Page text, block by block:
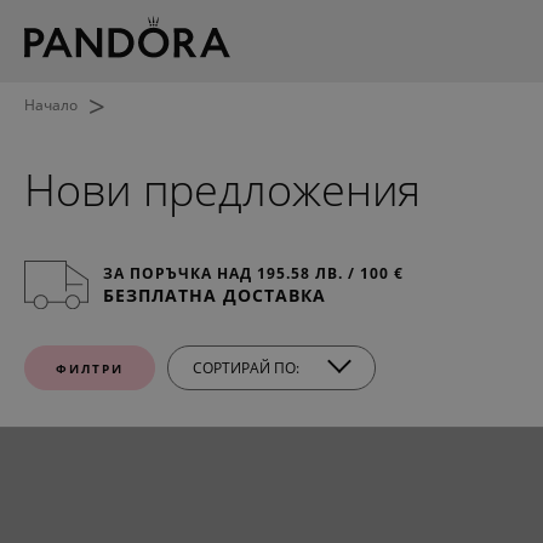
Начало >
Нови предложения
ЗА ПОРЪЧКА НАД 195.58 ЛВ. / 100 €
БЕЗПЛАТНА ДОСТАВКА
ФИЛТРИ СОРТИРАЙ ПО: